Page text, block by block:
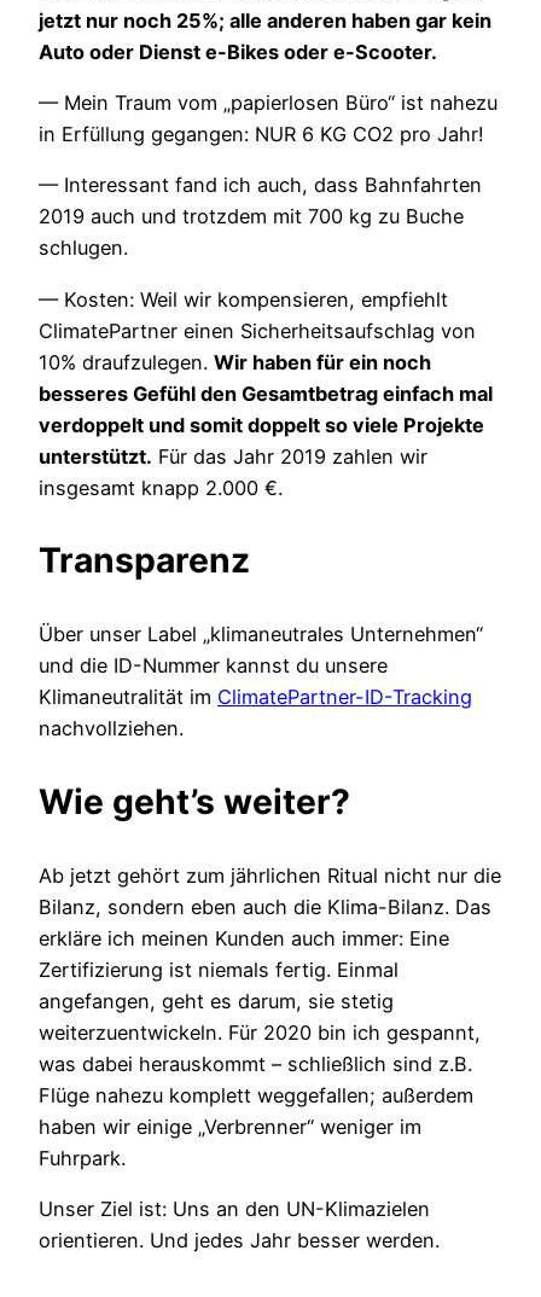
jetzt nur noch 25%; alle anderen haben gar kein
Auto oder Dienst e-Bikes oder e-Scooter.
— Mein Traum vom „papierlosen Büro“ ist nahezu
in Erfüllung gegangen: NUR 6 KG CO2 pro Jahr!
— Interessant fand ich auch, dass Bahnfahrten
2019 auch und trotzdem mit 700 kg zu Buche
schlugen.
— Kosten: Weil wir kompensieren, empfiehlt
ClimatePartner einen Sicherheitsaufschlag von
10% draufzulegen. Wir haben für ein noch
besseres Gefühl den Gesamtbetrag einfach mal
verdoppelt und somit doppelt so viele Projekte
unterstützt. Für das Jahr 2019 zahlen wir
insgesamt knapp 2.000 €.
Transparenz
Über unser Label „klimaneutrales Unternehmen“
und die ID-Nummer kannst du unsere
Klimaneutralität im ClimatePartner-ID-Tracking
nachvollziehen.
Wie geht’s weiter?
Ab jetzt gehört zum jährlichen Ritual nicht nur die
Bilanz, sondern eben auch die Klima-Bilanz. Das
erkläre ich meinen Kunden auch immer: Eine
Zertifizierung ist niemals fertig. Einmal
angefangen, geht es darum, sie stetig
weiterzuentwickeln. Für 2020 bin ich gespannt,
was dabei herauskommt – schließlich sind z.B.
Flüge nahezu komplett weggefallen; außerdem
haben wir einige „Verbrenner“ weniger im
Fuhrpark.
Unser Ziel ist: Uns an den UN-Klimazielen
orientieren. Und jedes Jahr besser werden.